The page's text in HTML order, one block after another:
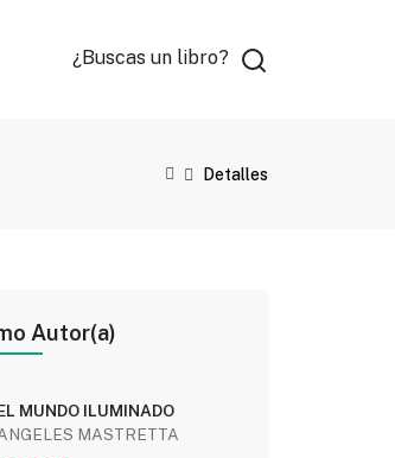
¿Buscas un libro?
Detalles
Autor(a)
MUNDO ILUMINADO
MASTRETTA